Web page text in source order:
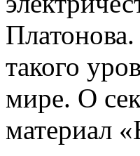
такого
мире. О
материал